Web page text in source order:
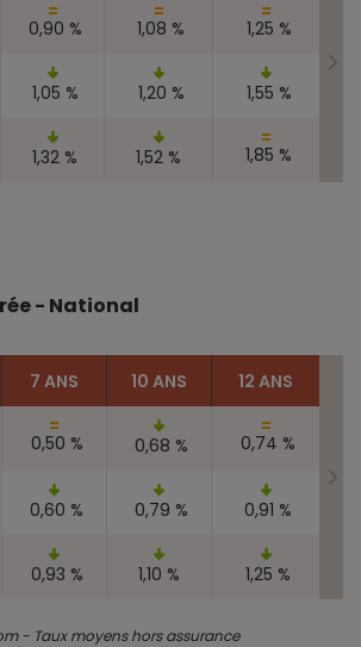
0,90 % 1,08 % 1,25 %
1,05 % 1,20 % 1,55 %
1,32 % 1,52 % 1,85 %
- National
7 ANS 10 ANS 12 ANS
0,50 % 0,68 % 0,74 %
0,60 % 0,79 % 0,91 %
0,93 % 1,10 % 1,25 %
- Taux moyens hors assurance